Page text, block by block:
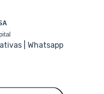
| Whatsapp